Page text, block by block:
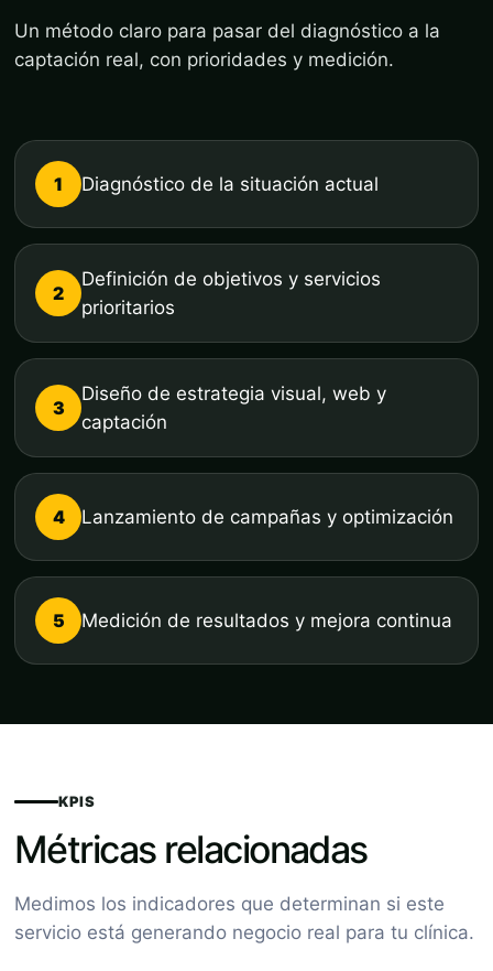
Un método claro para pasar del diagnóstico a la
captación real, con prioridades y medición.
1 Diagnóstico de la situación actual
2
Definición de objetivos y servicios
prioritarios
3
Diseño de estrategia visual, web y
captación
4 Lanzamiento de campañas y optimización
5 Medición de resultados y mejora continua
KPIS
Métricas relacionadas
Medimos los indicadores que determinan si este
servicio está generando negocio real para tu clínica.